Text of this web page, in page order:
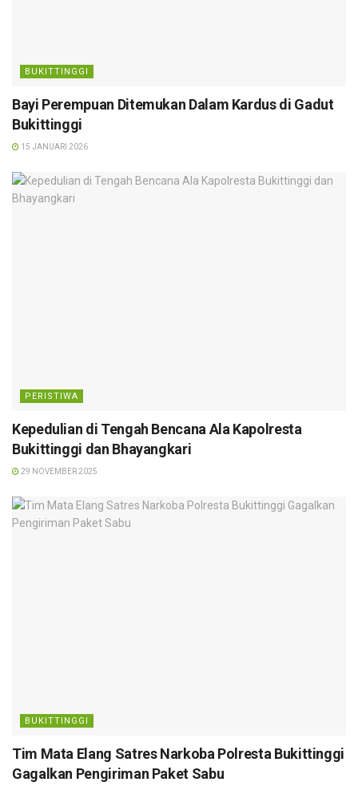
BUKITTINGGI
Bayi Perempuan Ditemukan Dalam Kardus di Gadut
Bukittinggi
15 JANUARI 2026
PERISTIWA
Kepedulian di Tengah Bencana Ala Kapolresta
Bukittinggi dan Bhayangkari
29 NOVEMBER 2025
BUKITTINGGI
Tim Mata Elang Satres Narkoba Polresta Bukittinggi
Gagalkan Pengiriman Paket Sabu